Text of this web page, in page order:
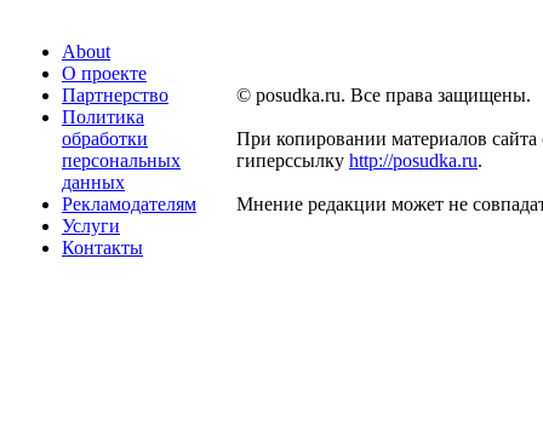
About
О проекте
Партнерство
Политика
обработки
персональных
данных
Рекламодателям
Услуги
Контакты
© posudka.ru. Все права защищены.
При копировании материалов сайта
гиперссылку http://posudka.ru.
Мнение редакции может не